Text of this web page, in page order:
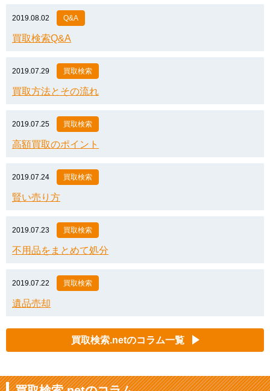
2019.08.02 Q&A
買取検索Q&A
2019.07.29 買取検索
買取方法とその流れ
2019.07.25 買取検索
高額買取のポイント
2019.07.24 買取検索
賢い売り方
2019.07.23 買取検索
不用品をまとめて処分
2019.07.22 買取検索
遺品売却
買取検索.netのコラム一覧